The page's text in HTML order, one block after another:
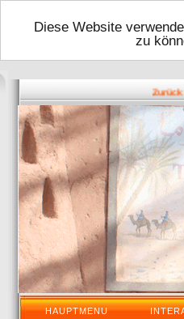
Diese Website
zu
Zurück
HAUPTMENU